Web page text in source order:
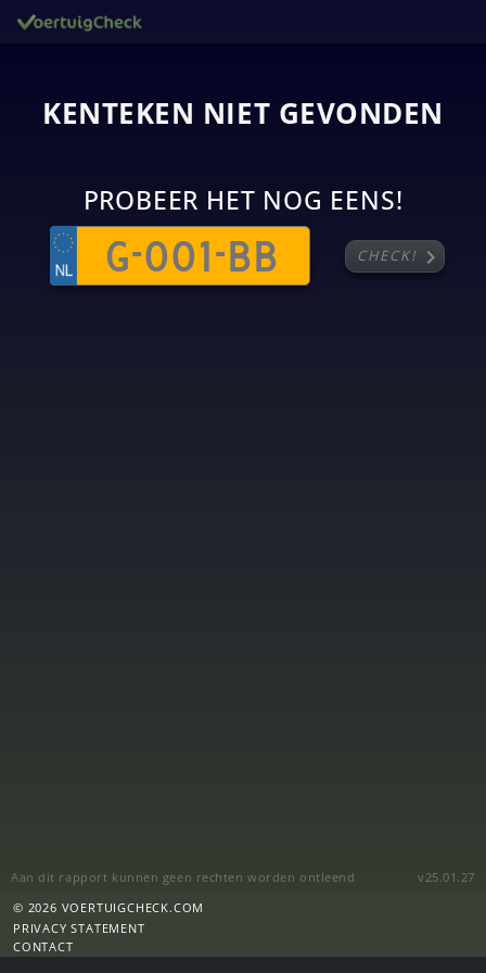
KENTEKEN NIET GEVONDEN
PROBEER HET NOG EENS!
CHECK! chevron_right
Aan dit rapport kunnen geen rechten worden ontleend
v25.01.27
© 2026 VOERTUIGCHECK.COM
PRIVACY STATEMENT
CONTACT